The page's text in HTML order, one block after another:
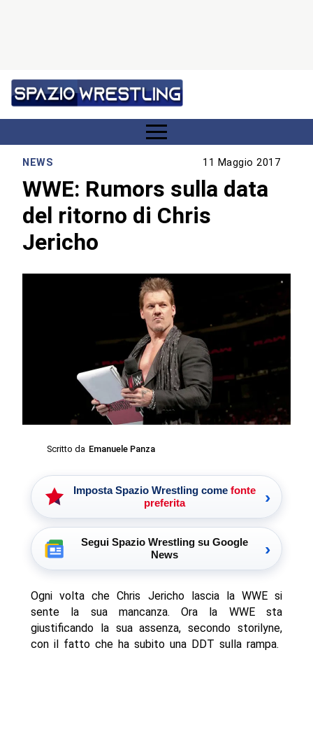
NEWS 11 Maggio 2017
WWE: Rumors sulla data
del ritorno di Chris
Jericho
Scritto da Emanuele Panza
Imposta Spazio Wrestling come fonte
preferita
›
Segui Spazio Wrestling su Google
News
›
Ogni volta che Chris Jericho lascia la WWE si
sente la sua mancanza. Ora la WWE sta
giustificando la sua assenza, secondo storilyne,
con il fatto che ha subito una DDT sulla rampa.